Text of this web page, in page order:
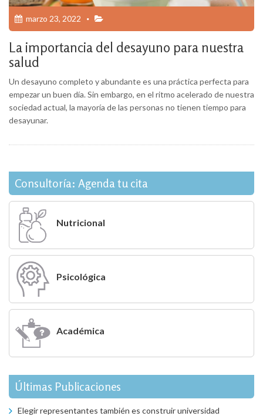
marzo 23, 2022
La importancia del desayuno para nuestra
salud
Un desayuno completo y abundante es una práctica perfecta para
empezar un buen día. Sin embargo, en el ritmo acelerado de nuestra
sociedad actual, la mayoría de las personas no tienen tiempo para
desayunar.
Consultoría: Agenda tu cita
Nutricional
Psicológica
Académica
Últimas Publicaciones
Elegir representantes también es construir universidad